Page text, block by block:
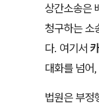
상간소송은
청구하는 소
다. 여기서
대화를 넘어
법원은 부정